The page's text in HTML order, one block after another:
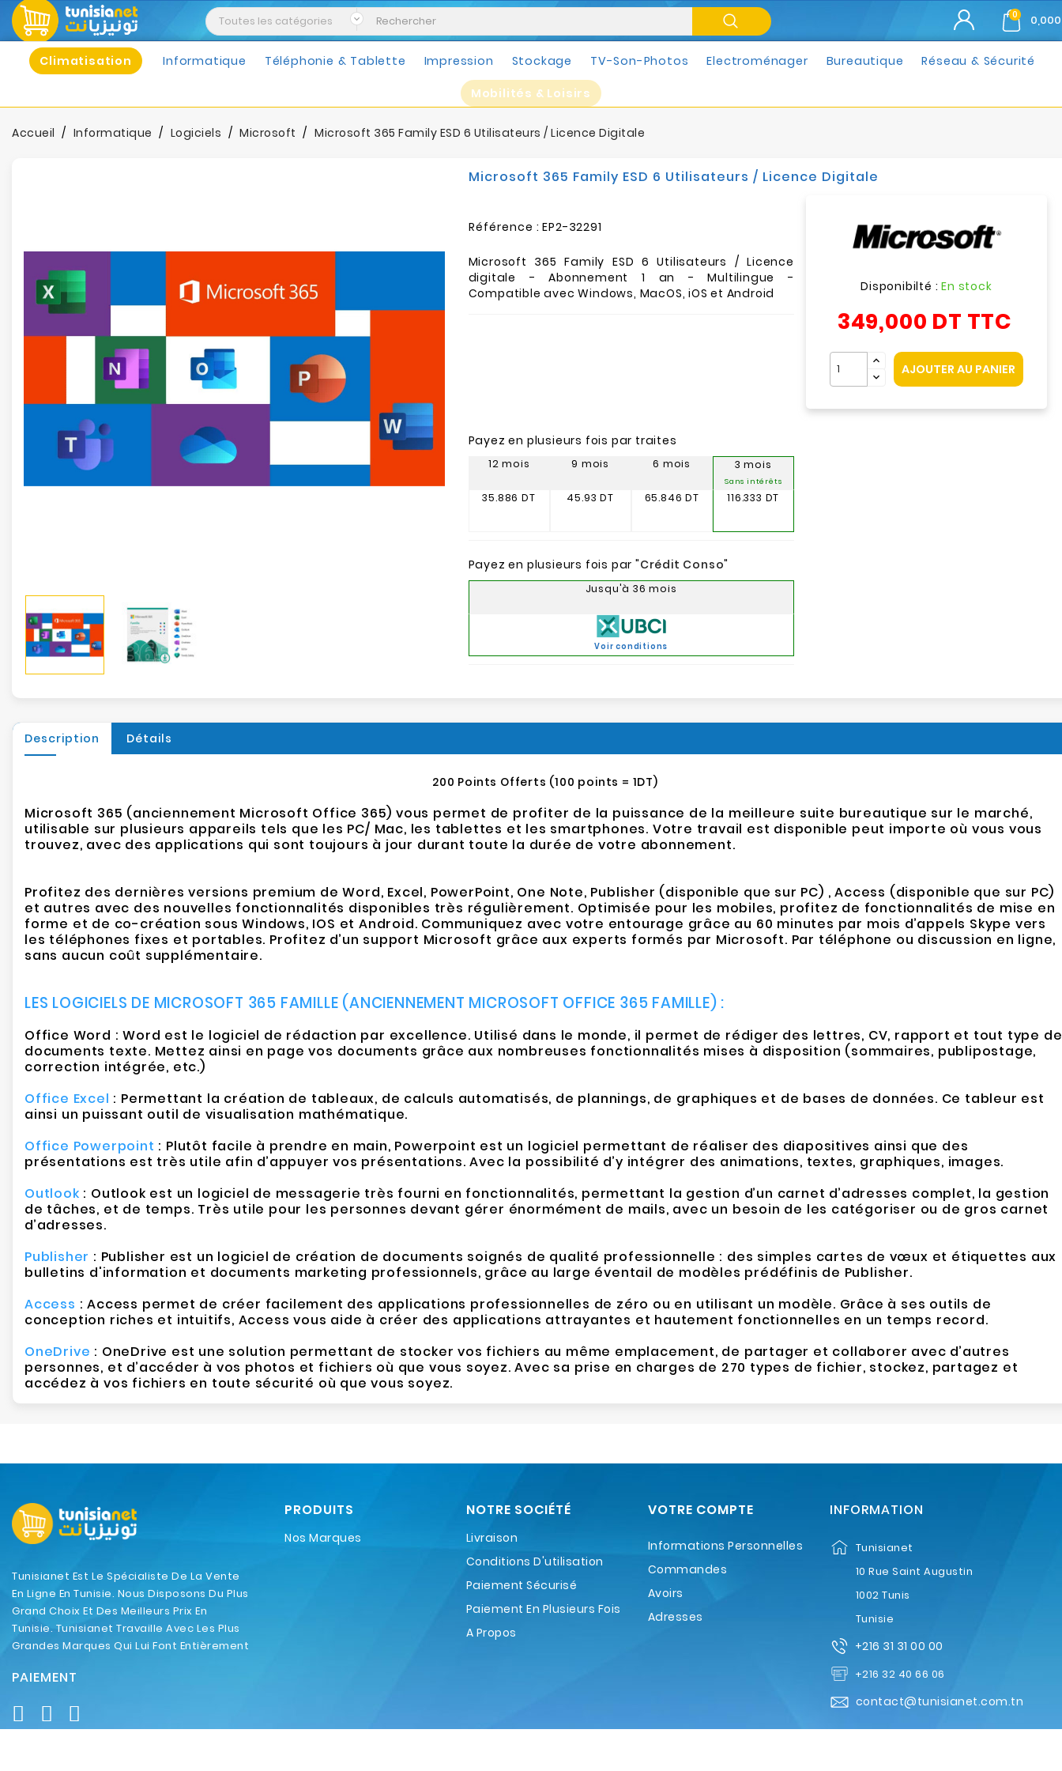
0
Climatisation Informatique Téléphonie & Tablette Impression Stockage TV-Son-Photos Electroménager Bureautique Réseau & Sécurité
Mobilités & Loisirs
Accueil Informatique Logiciels Microsoft Microsoft 365 Family ESD 6 Utilisateurs / Licence Digitale
Microsoft 365 Family ESD 6 Utilisateurs / Licence Digitale
Référence : EP2-32291
Microsoft 365 Family ESD 6 Utilisateurs / Licence
digitale - Abonnement 1 an - Multilingue -
Compatible avec Windows, MacOS, iOS et Android
Disponibilté :En stock
349,000 DT TTC
AJOUTER AU PANIER
Payez en plusieurs fois par traites
12 mois
35.886 DT
9 mois
45.93 DT
6 mois
65.846 DT
3 mois
Sans intérêts
116.333 DT
Payez en plusieurs fois par "Crédit Conso"
Jusqu'à 36 mois
Voir conditions
Description Détails
200 Points Offerts (100 points = 1DT)
Microsoft 365 (anciennement Microsoft Office 365) vous permet de profiter de la puissance de la meilleure suite bureautique sur le marché,
utilisable sur plusieurs appareils tels que les PC/ Mac, les tablettes et les smartphones. Votre travail est disponible peut importe où vous vous
trouvez, avec des applications qui sont toujours à jour durant toute la durée de votre abonnement.
Profitez des dernières versions premium de Word, Excel, PowerPoint, One Note, Publisher (disponible que sur PC) , Access (disponible que sur PC)
et autres avec des nouvelles fonctionnalités disponibles très régulièrement. Optimisée pour les mobiles, profitez de fonctionnalités de mise en
forme et de co-création sous Windows, IOS et Android. Communiquez avec votre entourage grâce au 60 minutes par mois d’appels Skype vers
les téléphones fixes et portables. Profitez d’un support Microsoft grâce aux experts formés par Microsoft. Par téléphone ou discussion en ligne,
sans aucun coût supplémentaire.
LES LOGICIELS DE MICROSOFT 365 FAMILLE (ANCIENNEMENT MICROSOFT OFFICE 365 FAMILLE) :
Office Word : Word est le logiciel de rédaction par excellence. Utilisé dans le monde, il permet de rédiger des lettres, CV, rapport et tout type de
documents texte. Mettez ainsi en page vos documents grâce aux nombreuses fonctionnalités mises à disposition (sommaires, publipostage,
correction intégrée, etc.)
Office Excel : Permettant la création de tableaux, de calculs automatisés, de plannings, de graphiques et de bases de données. Ce tableur est
ainsi un puissant outil de visualisation mathématique.
Office Powerpoint : Plutôt facile à prendre en main, Powerpoint est un logiciel permettant de réaliser des diapositives ainsi que des
présentations est très utile afin d’appuyer vos présentations. Avec la possibilité d’y intégrer des animations, textes, graphiques, images.
Outlook : Outlook est un logiciel de messagerie très fourni en fonctionnalités, permettant la gestion d’un carnet d’adresses complet, la gestion
de tâches, et de temps. Très utile pour les personnes devant gérer énormément de mails, avec un besoin de les catégoriser ou de gros carnet
d’adresses.
Publisher : Publisher est un logiciel de création de documents soignés de qualité professionnelle : des simples cartes de vœux et étiquettes aux
bulletins d'information et documents marketing professionnels, grâce au large éventail de modèles prédéfinis de Publisher.
Access : Access permet de créer facilement des applications professionnelles de zéro ou en utilisant un modèle. Grâce à ses outils de
conception riches et intuitifs, Access vous aide à créer des applications attrayantes et hautement fonctionnelles en un temps record.
OneDrive : OneDrive est une solution permettant de stocker vos fichiers au même emplacement, de partager et collaborer avec d’autres
personnes, et d’accéder à vos photos et fichiers où que vous soyez. Avec sa prise en charges de 270 types de fichier, stockez, partagez et
accédez à vos fichiers en toute sécurité où que vous soyez.
Tunisianet Est Le Spécialiste De La Vente
En Ligne En Tunisie. Nous Disposons Du Plus
Grand Choix Et Des Meilleurs Prix En
Tunisie. Tunisianet Travaille Avec Les Plus
Grandes Marques Qui Lui Font Entièrement
PAIEMENT
PRODUITS
Nos Marques
NOTRE SOCIÉTÉ
Livraison
Conditions D'utilisation
Paiement Sécurisé
Paiement En Plusieurs Fois
A Propos
VOTRE COMPTE
Informations Personnelles
Commandes
Avoirs
Adresses
INFORMATION
Tunisianet
10 Rue Saint Augustin
1002 Tunis
Tunisie
+216 31 31 00 00
+216 32 40 66 06
contact@tunisianet.com.tn